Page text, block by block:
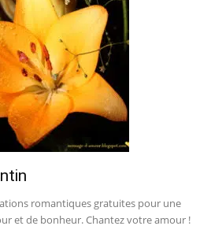
romantiques gratuites pour une
et de bonheur. Chantez votre amour !